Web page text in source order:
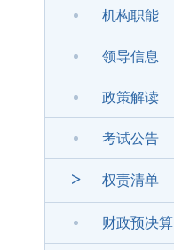
机构职能
领导信息
政策解读
考试公告
> 权责清单
财政预决算